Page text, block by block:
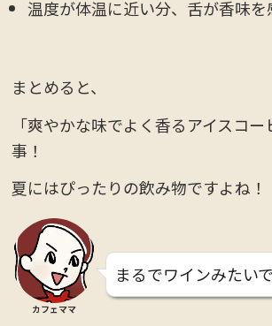
温度が体温に近い分、舌が香味を
まとめると、
「爽やかな味でよく香るアイスコ
事！
夏にはぴったりの飲み物ですよね！
カフェママ
まるでワインみたい